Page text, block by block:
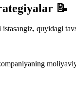
📝
quyidagi